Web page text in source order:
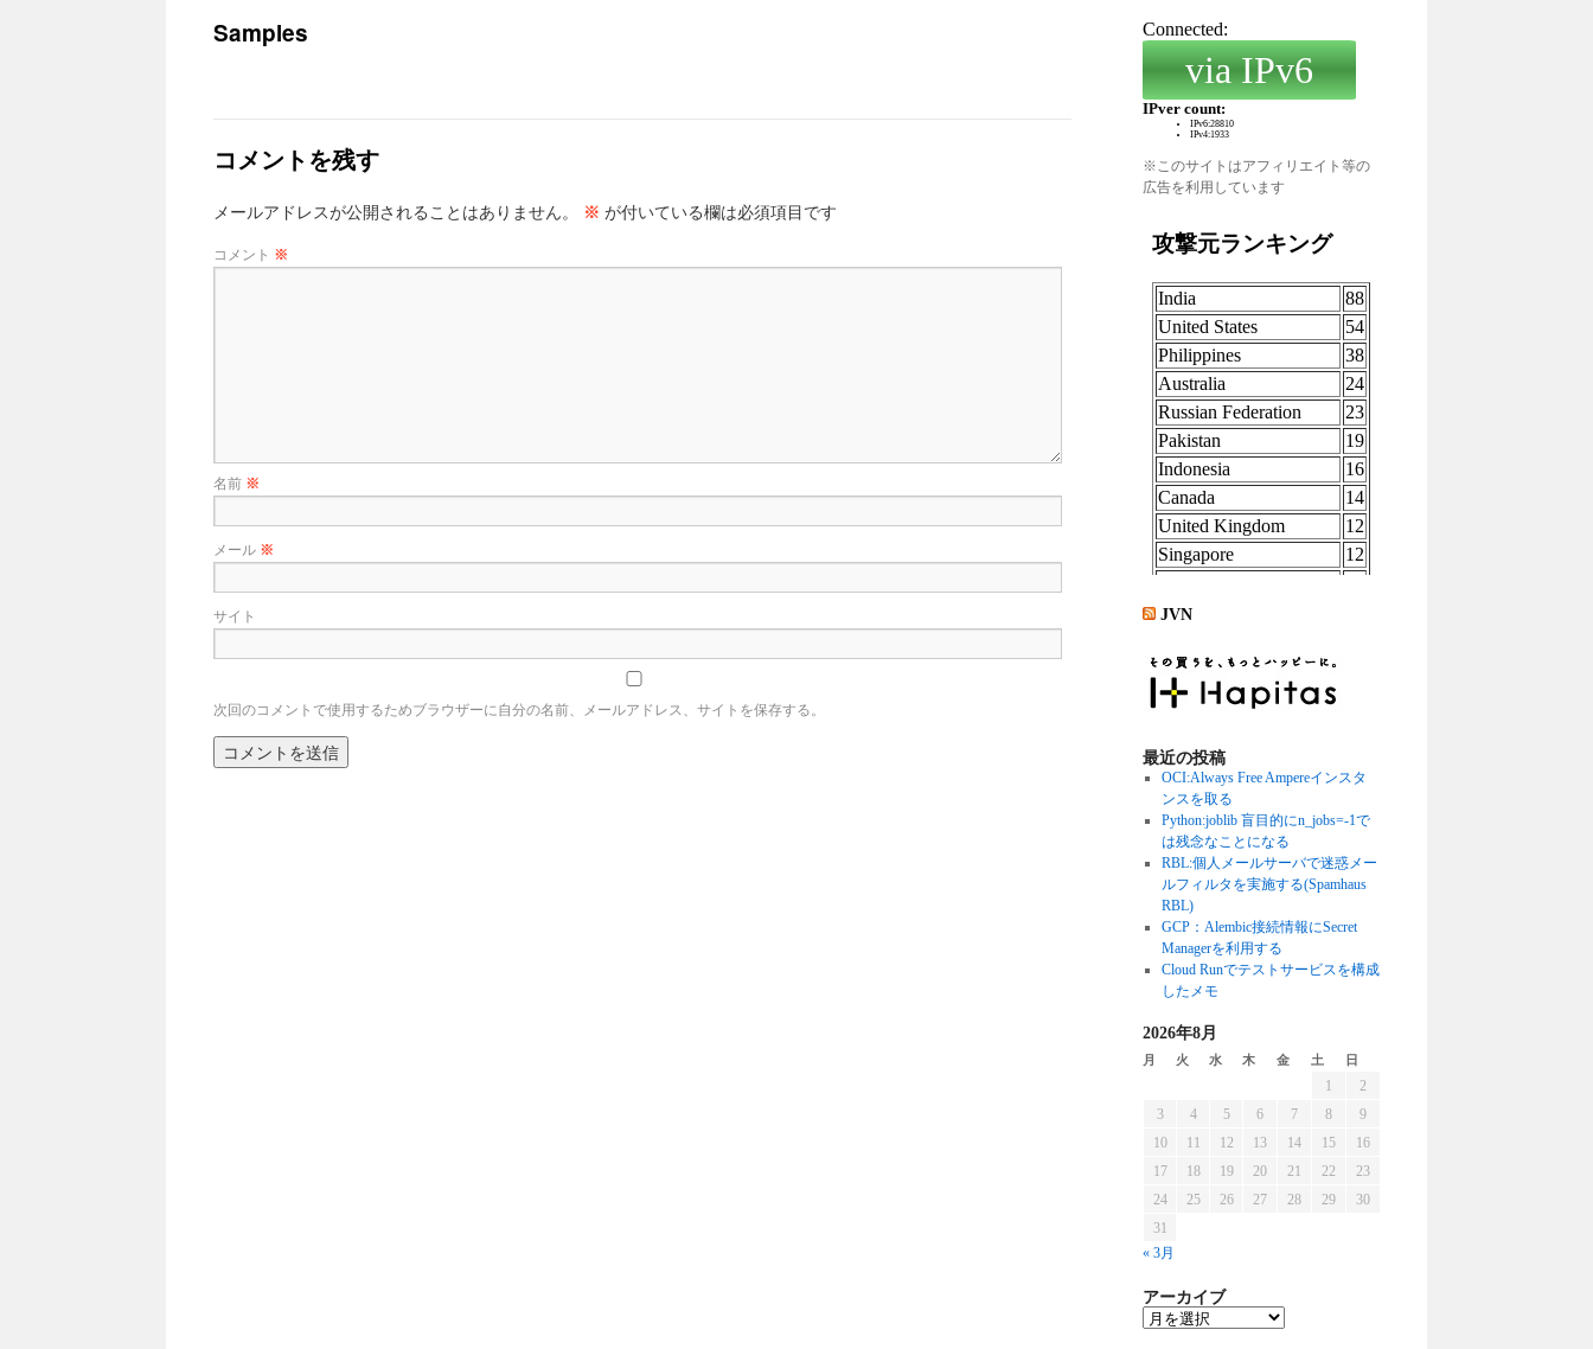
Samples
コメントを残す
メールアドレスが公開されることはありません。 ※ が付いている欄は必須項目です
コメント ※
名前 ※
メール ※
サイト
次回のコメントで使用するためブラウザーに自分の名前、メールアドレス、サイトを保存する。
※このサイトはアフィリエイト等の
広告を利用しています
JVN
最近の投稿
OCI:Always Free Ampereインスタ
ンスを取る
Python:joblib 盲目的にn_jobs=-1で
は残念なことになる
RBL:個人メールサーバで迷惑メー
ルフィルタを実施する(Spamhaus
RBL)
GCP：Alembic接続情報にSecret
Managerを利用する
Cloud Runでテストサービスを構成
したメモ
2026年8月
月 火 水 木 金 土 日
1
2
3
4 5 6 7 8
9
10
11 12 13 14 15
16
17
18 19 20 21 22
23
24
25 26 27 28 29
30
31
« 3月
アーカイブ